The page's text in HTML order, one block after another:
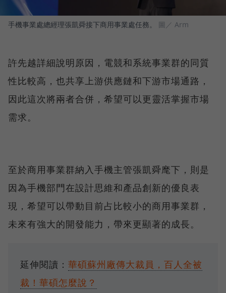
手機事業處總經理張凱舜接下商用事業處任務。 圖／ Arm
許先越詳細說明原因，電競和系統事業群的同質
性比較高，也共享上游供應鏈和下游市場通路，
因此這次將兩者合併，希望可以更靈活掌握市場
需求。
至於商用事業群納入手機主管張凱舜麾下，則是
因為手機部門在設計思維和產品創新的優良表
現，希望可以帶動目前占比較小的商用事業群，
未來有強大的開發能力，帶來更顯著的成長。
延伸閱讀： 華碩蘇州廠傳大裁員，百人全被
裁！華碩怎麼說？